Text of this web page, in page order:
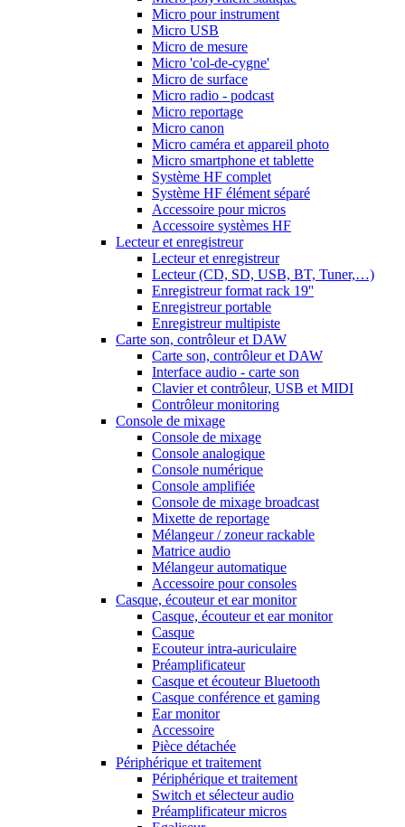
Micro pour instrument
Micro USB
Micro de mesure
Micro 'col-de-cygne'
Micro de surface
Micro radio - podcast
Micro reportage
Micro canon
Micro caméra et appareil photo
Micro smartphone et tablette
Système HF complet
Système HF élément séparé
Accessoire pour micros
Accessoire systèmes HF
Lecteur et enregistreur
Lecteur et enregistreur
Lecteur (CD, SD, USB, BT, Tuner,…)
Enregistreur format rack 19''
Enregistreur portable
Enregistreur multipiste
Carte son, contrôleur et DAW
Carte son, contrôleur et DAW
Interface audio - carte son
Clavier et contrôleur, USB et MIDI
Contrôleur monitoring
Console de mixage
Console de mixage
Console analogique
Console numérique
Console amplifiée
Console de mixage broadcast
Mixette de reportage
Mélangeur / zoneur rackable
Matrice audio
Mélangeur automatique
Accessoire pour consoles
Casque, écouteur et ear monitor
Casque, écouteur et ear monitor
Casque
Ecouteur intra-auriculaire
Préamplificateur
Casque et écouteur Bluetooth
Casque conférence et gaming
Ear monitor
Accessoire
Pièce détachée
Périphérique et traitement
Périphérique et traitement
Switch et sélecteur audio
Préamplificateur micros